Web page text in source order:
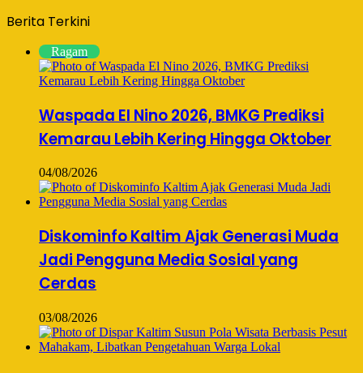
Berita Terkini
Ragam
Waspada El Nino 2026, BMKG Prediksi
Kemarau Lebih Kering Hingga Oktober
04/08/2026
Diskominfo Kaltim Ajak Generasi Muda
Jadi Pengguna Media Sosial yang
Cerdas
03/08/2026